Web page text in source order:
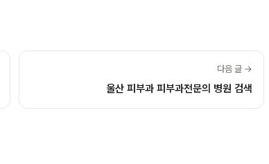
다음 글 →
울산 피부과 피부과전문의 병원 검색